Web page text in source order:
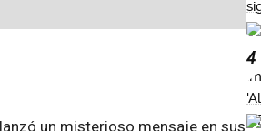
lanzó un misterioso mensaje en sus
4